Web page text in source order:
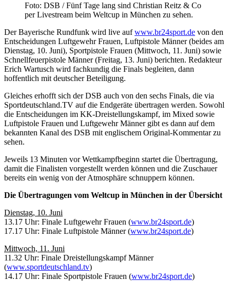
Foto: DSB / Fünf Tage lang sind Christian Reitz & Co
per Livestream beim Weltcup in München zu sehen.
Der Bayerische Rundfunk wird live aufwww.br24sport.de von den
Entscheidungen Luftgewehr Frauen, Luftpistole Männer (beides am
Dienstag, 10. Juni), Sportpistole Frauen (Mittwoch, 11. Juni) sowie
Schnellfeuerpistole Männer (Freitag, 13. Juni) berichten. Redakteur
Erich Wartusch wird fachkundig die Finals begleiten, dann
hoffentlich mit deutscher Beteiligung.
Gleiches erhofft sich der DSB auch von den sechs Finals, die via
Sportdeutschland.TV auf die Endgeräte übertragen werden. Sowohl
die Entscheidungen im KK-Dreistellungskampf, im Mixed sowie
Luftpistole Frauen und Luftgewehr Männer gibt es dann auf dem
bekannten Kanal des DSB mit englischem Original-Kommentar zu
sehen.
Jeweils 13 Minuten vor Wettkampfbeginn startet die Übertragung,
damit die Finalisten vorgestellt werden können und die Zuschauer
bereits ein wenig von der Atmosphäre schnuppern können.
Die Übertragungen vom Weltcup in München in der Übersicht
Dienstag, 10. Juni
13.17 Uhr: Finale Luftgewehr Frauen (www.br24sport.de)
17.17 Uhr: Finale Luftpistole Männer (www.br24sport.de)
Mittwoch, 11. Juni
11.32 Uhr: Finale Dreistellungskampf Männer
(www.sportdeutschland.tv)
14.17 Uhr: Finale Sportpistole Frauen (www.br24sport.de)